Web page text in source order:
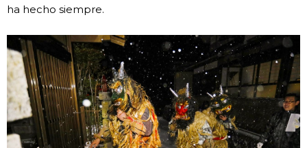
ha hecho siempre.